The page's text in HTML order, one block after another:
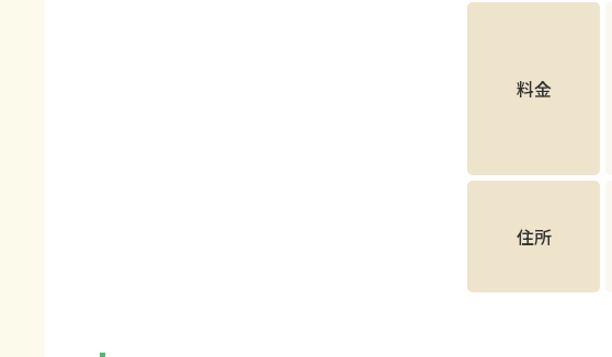
料金
住所